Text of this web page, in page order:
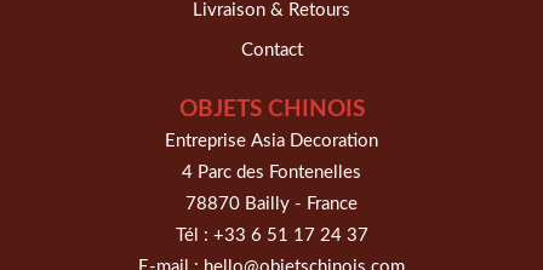
Livraison & Retours
Contact
OBJETS CHINOIS
Entreprise Asia Decoration
4 Parc des Fontenelles
78870 Bailly - France
Tél : +33 6 51 17 24 37